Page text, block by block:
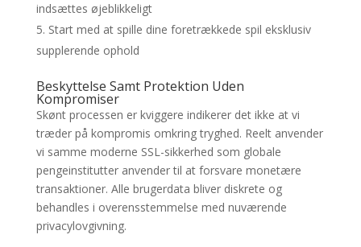
indsættes øjeblikkeligt
Start med at spille dine foretrækkede spil eksklusiv
supplerende ophold
Beskyttelse Samt Protektion Uden
Kompromiser
Skønt processen er kviggere indikerer det ikke at vi
træder på kompromis omkring tryghed. Reelt anvender
vi samme moderne SSL-sikkerhed som globale
pengeinstitutter anvender til at forsvare monetære
transaktioner. Alle brugerdata bliver diskrete og
behandles i overensstemmelse med nuværende
privacylovgivning.